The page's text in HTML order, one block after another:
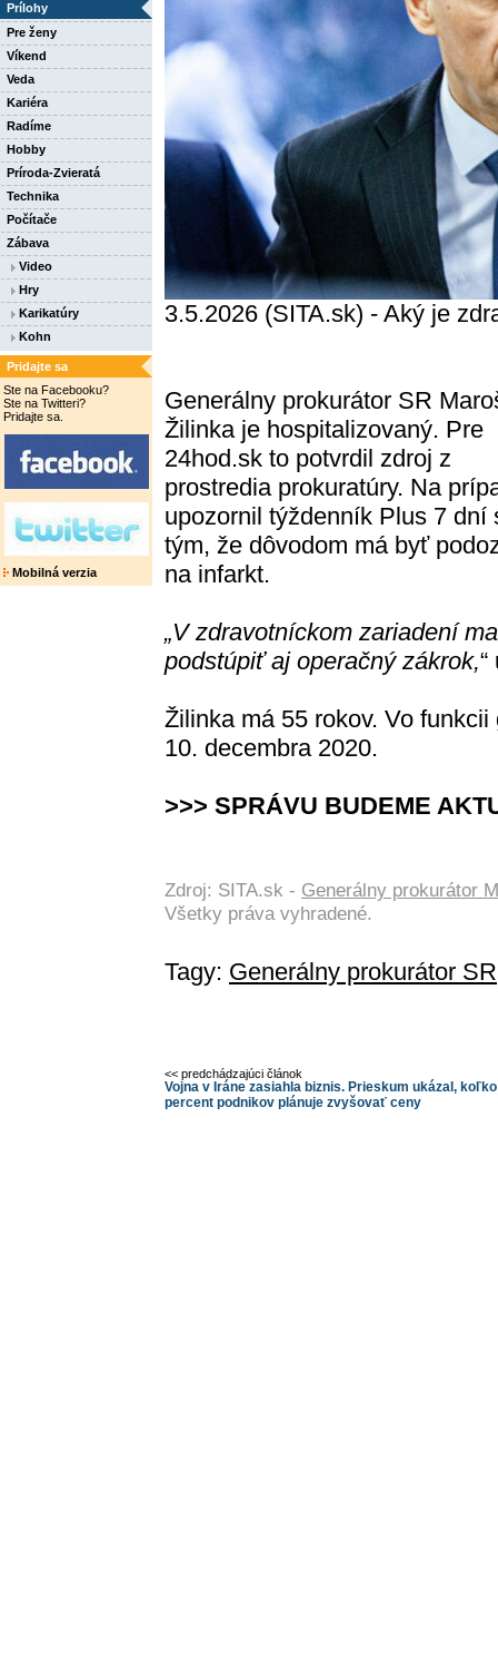
Prílohy
Pre ženy
Víkend
Veda
Kariéra
Radíme
Hobby
Príroda-Zvieratá
Technika
Počítače
Zábava
Video
Hry
Karikatúry
Kohn
Pridajte sa
Ste na Facebooku?
Ste na Twitteri?
Pridajte sa.
Mobilná verzia
3.5.2026 (SITA.sk) - Aký je
Generálny prokurátor SR
Žilinka je hospitalizovaný. Pre
24hod.sk to potvrdil zdroj z
prostredia prokuratúry. Na
upozornil týždenník Plus 7 dní
tým, že dôvodom má byť
na infarkt.
„V zdravotníckom zariadení
podstúpiť aj operačný zákrok,
Žilinka má 55 rokov. Vo
10. decembra 2020.
>>> SPRÁVU BUDEME
Zdroj: SITA.sk - Generálny prokurátor
Všetky práva vyhradené.
Tagy: Generálny prokurátor SR
<< predchádzajúci článok
Vojna v Iráne zasiahla biznis. Prieskum ukázal, koľko
percent podnikov plánuje zvyšovať ceny